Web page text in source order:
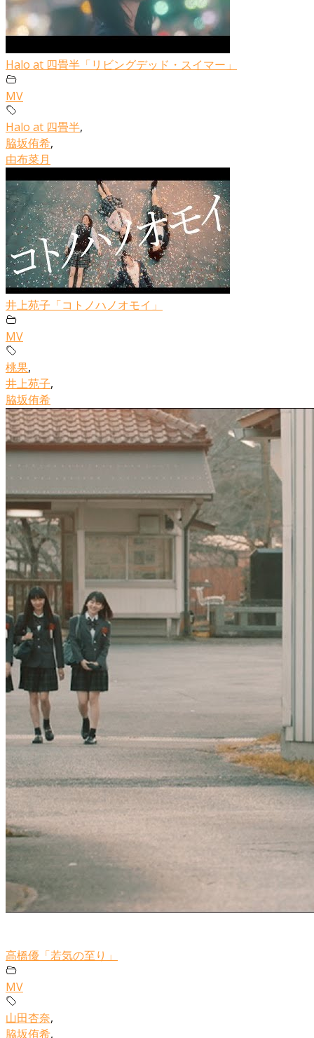
Halo at 四畳半「リビングデッド・スイマー」
MV
Halo at 四畳半,
脇坂侑希,
由布菜月
井上苑子「コトノハノオモイ」
MV
桃果,
井上苑子,
脇坂侑希
高橋優「若気の至り」
MV
山田杏奈,
脇坂侑希,